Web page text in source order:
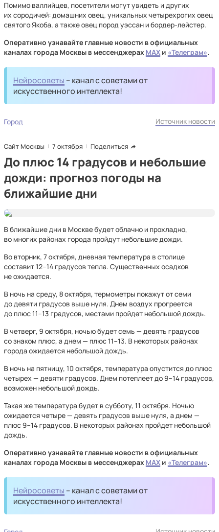
Помимо валлийцев, посетители могут увидеть и других
их сородичей: домашних овец, уникальных четырехрогих овец
святого Якоба, а также овец пород уэссан и бордер-лейстер.
Оперативно узнавайте главные новости в официальных
каналах города Москвы в мессенджерах MAX и «Телеграм».
Нейросоветы – канал с советами от
искусственного интеллекта!
Город Источник новости
Сайт Москвы 7 октября Поделиться
До плюс 14 градусов и небольшие
дожди: прогноз погоды на
ближайшие дни
В ближайшие дни в Москве будет облачно и прохладно,
во многих районах города пройдут небольшие дожди.
Во вторник, 7 октября, дневная температура в столице
составит 12–14 градусов тепла. Существенных осадков
не ожидается.
В ночь на среду, 8 октября, термометры покажут от семи
до девяти градусов выше нуля. Днем воздух прогреется
до плюс 11–13 градусов, местами пройдет небольшой дождь.
В четверг, 9 октября, ночью будет семь — девять градусов
со знаком плюс, а днем — плюс 11–13. В некоторых районах
города ожидается небольшой дождь.
В ночь на пятницу, 10 октября, температура опустится до плюс
четырех — девяти градусов. Днем потеплеет до 9–14 градусов,
возможен небольшой дождь.
Такая же температура будет в субботу, 11 октября. Ночью
ожидается четыре — девять градусов выше нуля, а днем —
плюс 9–14 градусов. В некоторых районах пройдет небольшой
дождь.
Оперативно узнавайте главные новости в официальных
каналах города Москвы в мессенджерах MAX и «Телеграм».
Нейросоветы – канал с советами от
искусственного интеллекта!